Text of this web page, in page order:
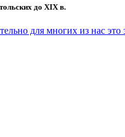
до XIX в.
для многих из нас